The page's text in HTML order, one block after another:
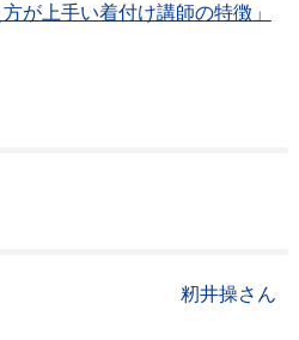
が上手い着付け講師の特徴」
籾井操さん